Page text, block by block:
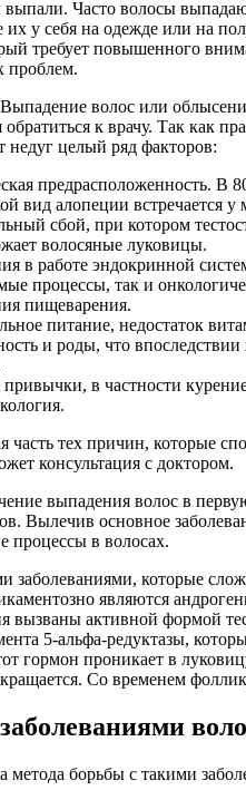
выпали. Часто волосы
их у себя на одежде или на
требует повышенного
проблем.
волос или
к врачу. Так как
недуг целый ряд факторов:
предрасположенность. В
вид алопеции встречается
сбой, при котором
волосяные луковицы.
в работе эндокринной
процессы, так и
пищеварения.
питание, недостаток
и роды, что
в частности
часть тех причин, которые
консультация с доктором.
выпадения волос в
Вылечив основное
процессы в волосах.
заболеваниями, которые
являются
вызваны активной формой
5-альфа-редуктазы,
гормон проникает в
Со временем
метода борьбы с такими